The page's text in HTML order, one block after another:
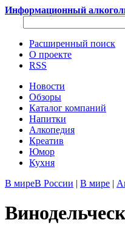
Информационный
Расширенный поиск
О проекте
RSS
Новости
Обзоры
Каталог компаний
Напитки
Алкопедия
Креатив
Юмор
Кухня
В миреВ России | В мире |